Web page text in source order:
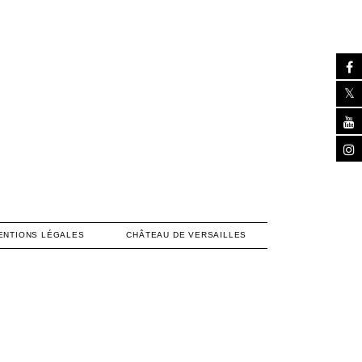
LÉGALES CHÂTEAU DE VERSAILLES